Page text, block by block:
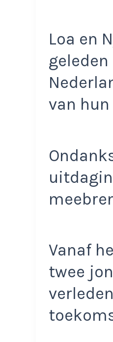
Loa en
van
Vanaf
twee